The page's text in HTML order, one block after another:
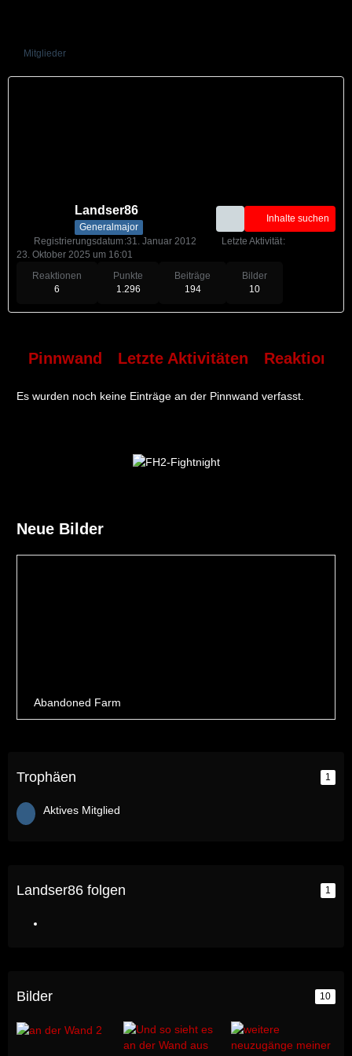
Mitglieder
Landser86
Generalmajor
Reaktionen
6
Punkte
1.296
Beiträge
194
Bilder
10
Inhalte suchen
Registrierungsdatum 31. Januar 2012
Letzte Aktivität
23. Oktober 2025 um 16:01
Pinnwand Letzte Aktivitäten Reaktionen
Es wurden noch keine Einträge an der Pinnwand verfasst.
Neue Bilder
Trophäen 1
Aktives Mitglied
Landser86 folgen 1
Bilder 10